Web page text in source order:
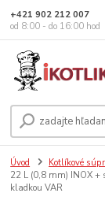
+421 902 212 007
od 8:00 - do 16:00 hod
Úvod Kotlíkové
22 L (0,8 mm) INOX +
kladkou VAR